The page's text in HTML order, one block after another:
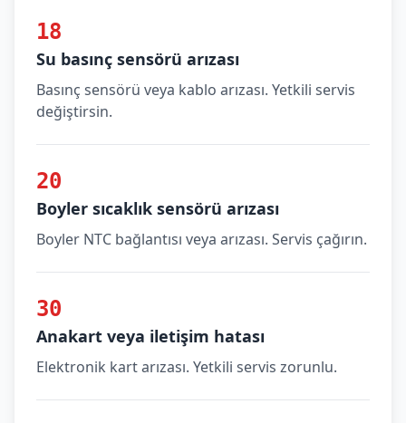
18
Su basınç sensörü arızası
Basınç sensörü veya kablo arızası. Yetkili servis
değiştirsin.
20
Boyler sıcaklık sensörü arızası
Boyler NTC bağlantısı veya arızası. Servis çağırın.
30
Anakart veya iletişim hatası
Elektronik kart arızası. Yetkili servis zorunlu.